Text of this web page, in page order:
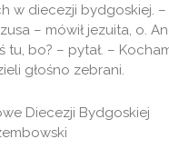
w diecezji bydgoskiej.
– mówił jezuita, o.
tu, bo? – pytał. –
głośno zebrani.
Diecezji Bydgoskiej